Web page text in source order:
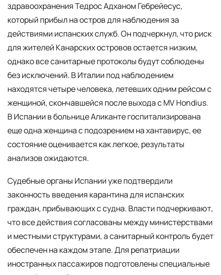
здравоохранения Тедрос Адханом Гебрейесус,
который прибыл на остров для наблюдения за
действиями испанских служб. Он подчеркнул, что риск
для жителей Канарских островов остается низким,
однако все санитарные протоколы будут соблюдены
без исключений. В Италии под наблюдением
находятся четыре человека, летевших одним рейсом с
женщиной, скончавшейся после выхода с MV Hondius.
В Испании в больнице Аликанте госпитализирована
еще одна женщина с подозрением на хантавирус, ее
состояние оценивается как легкое, результаты
анализов ожидаются.
Судебные органы Испании уже подтвердили
законность введения карантина для испанских
граждан, прибывающих с судна. Власти подчеркивают,
что все действия согласованы между министерствами
и местными структурами, а санитарный контроль будет
обеспечен на каждом этапе. Для репатриации
иностранных пассажиров подготовлены специальные